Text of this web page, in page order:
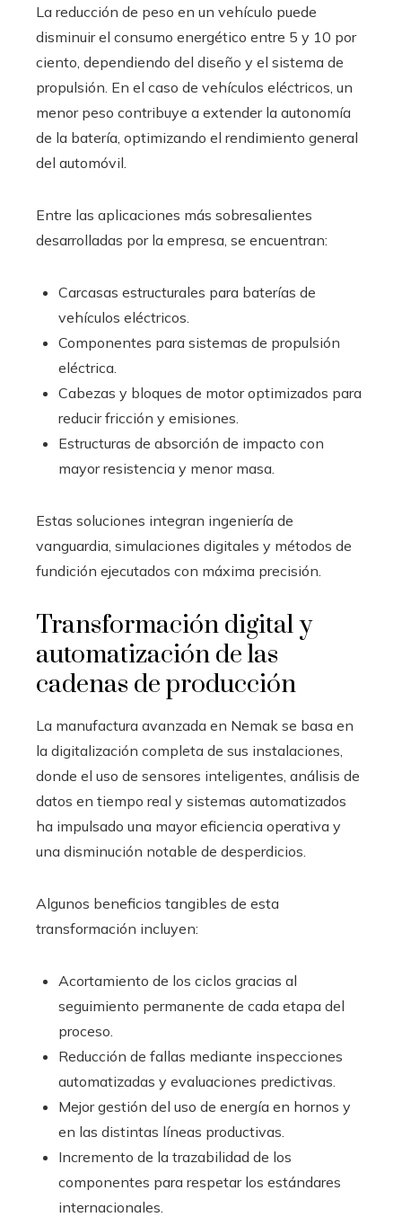
La reducción de peso en un vehículo puede
disminuir el consumo energético entre 5 y 10 por
ciento, dependiendo del diseño y el sistema de
propulsión. En el caso de vehículos eléctricos, un
menor peso contribuye a extender la autonomía
de la batería, optimizando el rendimiento general
del automóvil.
Entre las aplicaciones más sobresalientes
desarrolladas por la empresa, se encuentran:
Carcasas estructurales para baterías de
vehículos eléctricos.
Componentes para sistemas de propulsión
eléctrica.
Cabezas y bloques de motor optimizados para
reducir fricción y emisiones.
Estructuras de absorción de impacto con
mayor resistencia y menor masa.
Estas soluciones integran ingeniería de
vanguardia, simulaciones digitales y métodos de
fundición ejecutados con máxima precisión.
Transformación digital y
automatización de las
cadenas de producción
La manufactura avanzada en Nemak se basa en
la digitalización completa de sus instalaciones,
donde el uso de sensores inteligentes, análisis de
datos en tiempo real y sistemas automatizados
ha impulsado una mayor eficiencia operativa y
una disminución notable de desperdicios.
Algunos beneficios tangibles de esta
transformación incluyen:
Acortamiento de los ciclos gracias al
seguimiento permanente de cada etapa del
proceso.
Reducción de fallas mediante inspecciones
automatizadas y evaluaciones predictivas.
Mejor gestión del uso de energía en hornos y
en las distintas líneas productivas.
Incremento de la trazabilidad de los
componentes para respetar los estándares
internacionales.